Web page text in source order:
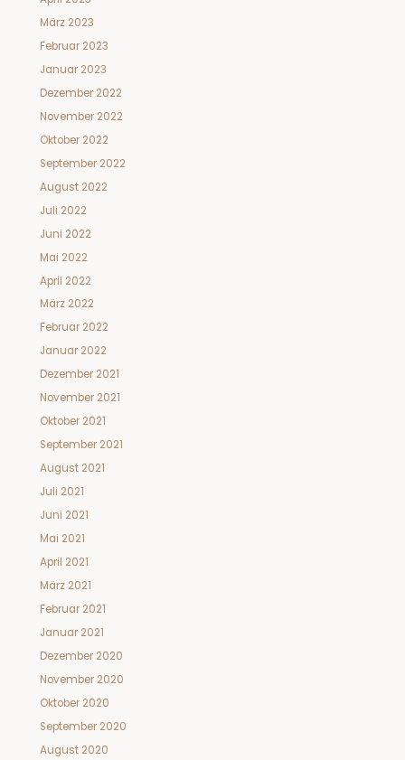
März 2023
Februar 2023
Januar 2023
Dezember 2022
November 2022
Oktober 2022
September 2022
August 2022
Juli 2022
Juni 2022
Mai 2022
April 2022
März 2022
Februar 2022
Januar 2022
Dezember 2021
November 2021
Oktober 2021
September 2021
August 2021
Juli 2021
Juni 2021
Mai 2021
April 2021
März 2021
Februar 2021
Januar 2021
Dezember 2020
November 2020
Oktober 2020
September 2020
August 2020